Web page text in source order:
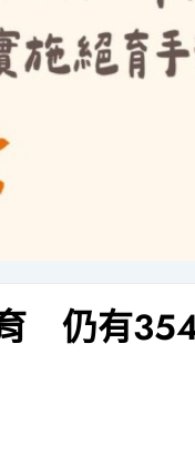
仍有